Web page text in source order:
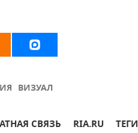
ВИЗУАЛ
СВЯЗЬ RIA.RU ТЕГИ